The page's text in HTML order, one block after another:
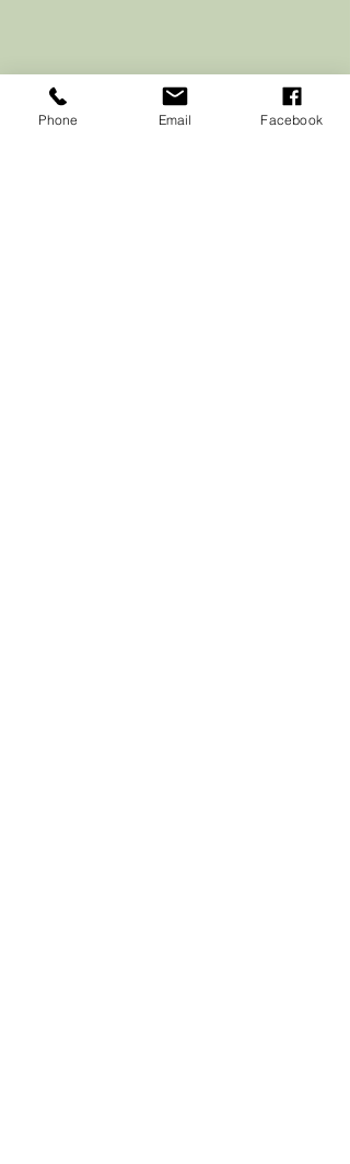
Praktisk Information
Phone Email Facebook